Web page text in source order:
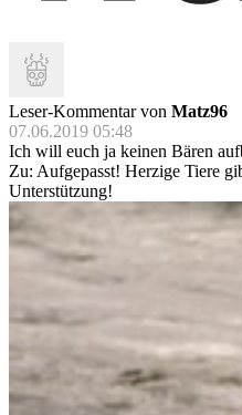
Leser-Kommentar von Matz96
07.06.2019 05:48
Ich will euch ja keinen Bären
Zu: Aufgepasst! Herzige Tiere
Unterstützung!